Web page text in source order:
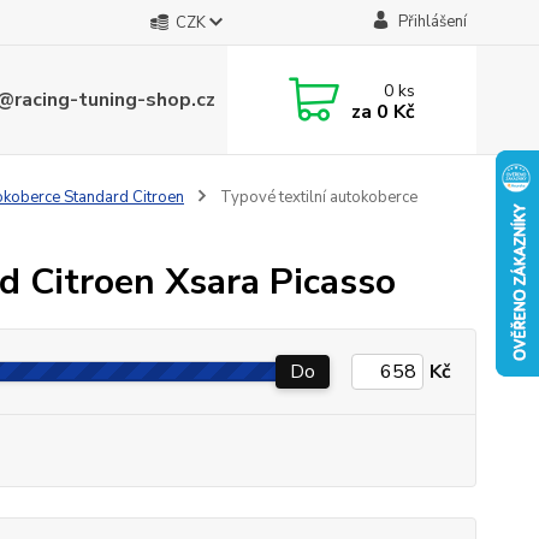
CZK Přihlášení
tuning-shop.cz 0ks
za 0 Kč
Standard Citroen
Typové textilní autokoberce
Citroen Xsara Picasso
Do Kč